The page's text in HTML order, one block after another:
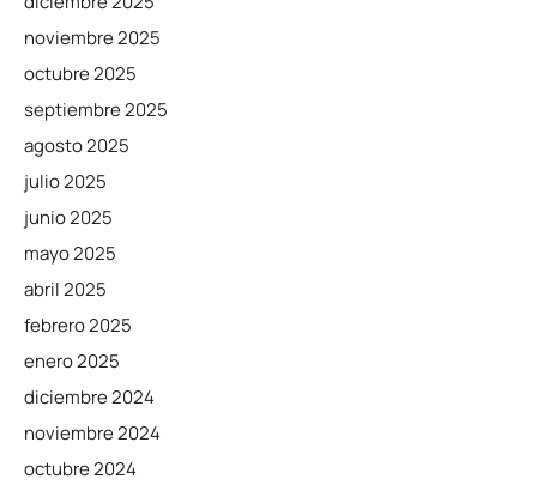
noviembre 2025
octubre 2025
septiembre 2025
agosto 2025
julio 2025
junio 2025
mayo 2025
abril 2025
febrero 2025
enero 2025
diciembre 2024
noviembre 2024
octubre 2024